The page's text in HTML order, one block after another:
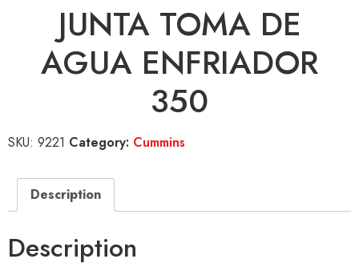
JUNTA TOMA DE
AGUA ENFRIADOR
350
SKU: 9221 Category: Cummins
Description
Description